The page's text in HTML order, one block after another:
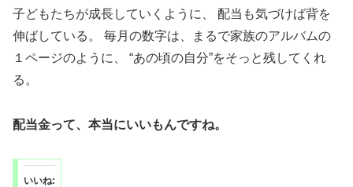
子どもたちが成長していくように、 配当も気づけば背を
伸ばしている。 毎月の数字は、まるで家族のアルバムの
１ページのように、 “あの頃の自分”をそっと残してくれ
る。
配当金って、本当にいいもんですね。
いいね: